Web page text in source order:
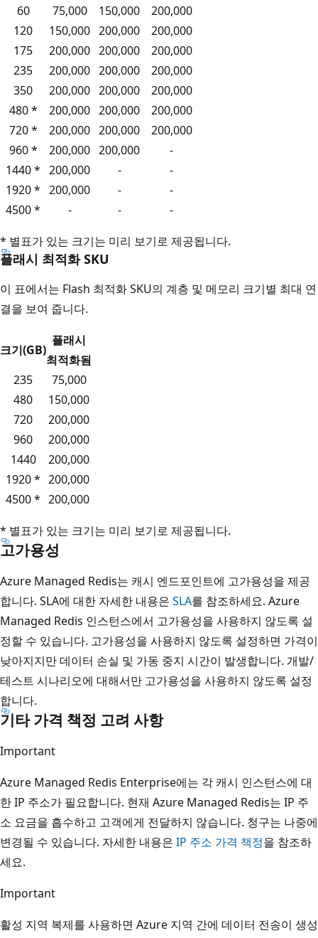
60
75,000 150,000
200,000
120
150,000 200,000
200,000
175
200,000 200,000
200,000
235
200,000 200,000
200,000
350
200,000 200,000
200,000
480 *
200,000 200,000
200,000
720 *
200,000 200,000
200,000
960 *
200,000 200,000
-
1440 * 200,000 -
-
1920 * 200,000 -
-
4500 *
- -
-
* 별표가 있는 크기는 미리 보기로 제공됩니다.
플래시 최적화 SKU
이 표에서는 Flash 최적화 SKU의 계층 및 메모리 크기별 최대 연
결을 보여 줍니다.
크기(GB)
플래시
최적화됨
235
75,000
480
150,000
720
200,000
960
200,000
1440
200,000
1920 * 200,000
4500 * 200,000
* 별표가 있는 크기는 미리 보기로 제공됩니다.
고가용성
Azure Managed Redis는 캐시 엔드포인트에 고가용성을 제공
합니다. SLA에 대한 자세한 내용은 SLA를 참조하세요. Azure
Managed Redis 인스턴스에서 고가용성을 사용하지 않도록 설
정할 수 있습니다. 고가용성을 사용하지 않도록 설정하면 가격이
낮아지지만 데이터 손실 및 가동 중지 시간이 발생합니다. 개발/
테스트 시나리오에 대해서만 고가용성을 사용하지 않도록 설정
합니다.
기타 가격 책정 고려 사항
Important
Azure Managed Redis Enterprise에는 각 캐시 인스턴스에 대
한 IP 주소가 필요합니다. 현재 Azure Managed Redis는 IP 주
소 요금을 흡수하고 고객에게 전달하지 않습니다. 청구는 나중에
변경될 수 있습니다. 자세한 내용은 IP 주소 가격 책정을 참조하
세요.
Important
활성 지역 복제를 사용하면 Azure 지역 간에 데이터 전송이 생성